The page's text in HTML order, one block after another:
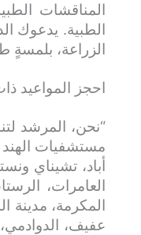
المناقشات
الطبية. يدعوك
الزراعة، بلمسةٍ
احجز المواعيد
“نحن، المرشد
مستشفيات الهند
أباد، تشيناي
العامرات،
المكرمة، مدينة
عفيف، الدوادمي،